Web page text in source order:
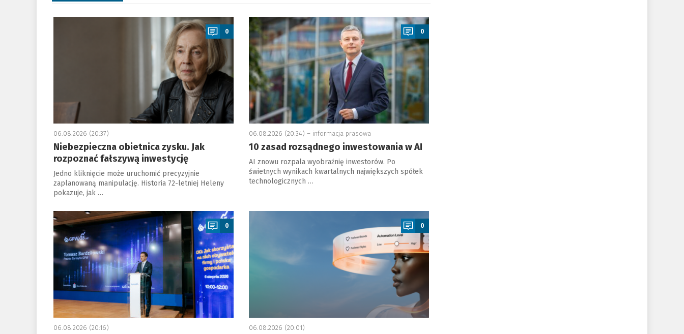
a
0
06.08.2026 (20:37)
Niebezpieczna obietnica zysku. Jak
rozpoznać fałszywą inwestycję
Jedno kliknięcie może uruchomić precyzyjnie
zaplanowaną manipulację. Historia 72-letniej Heleny
pokazuje, jak …
a
0
06.08.2026 (20:34) – informacja prasowa
10 zasad rozsądnego inwestowania w AI
AI znowu rozpala wyobraźnię inwestorów. Po
świetnych wynikach kwartalnych największych spółek
technologicznych …
a
0
06.08.2026 (20:16)
a
0
06.08.2026 (20:01)